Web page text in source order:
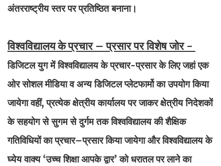
अंतरराष्ट्रीय स्तर पर प्रतिष्ठित बनाना।
विश्‍वविद्यालय के प्रचार – प्रसार पर विशेष जोर -
डिजिटल युग में विश्‍वविद्यालय के प्रचार-प्रसार के लिए जहां एक
ओर सोशल मीडिया व अन्‍य डिजिटल प्‍लेटफार्मो का उपयोग किया
जायेगा वहीं, प्रत्‍येक क्षेत्रीय कार्यालय पर जाकर क्षेत्रीय निदेशकों
के सहयोग से सुगम से दुर्गम तक विश्‍वविद्यालय की शैक्षिक
गतिविधियों का प्रचार–प्रसार किया जायेगा और विश्‍वविद्यालय के
घ्‍येय वाक्‍य ‘उच्‍च शिक्षा आपके द्वार’ को धरातल पर लाने का